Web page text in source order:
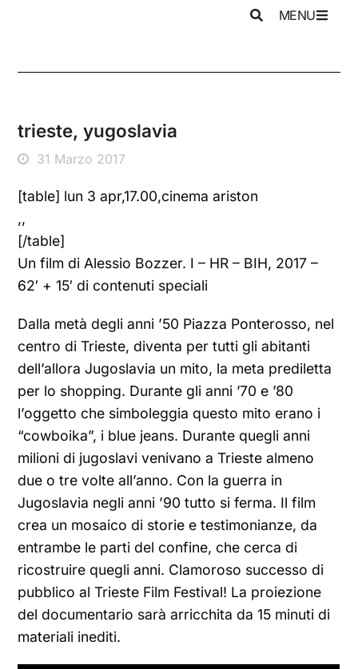
MENU
trieste, yugoslavia
31 Marzo 2017
[table] lun 3 apr,17.00,cinema ariston
,,
[/table]
Un film di Alessio Bozzer. I – HR – BIH, 2017 –
62′ + 15′ di contenuti speciali
Dalla metà degli anni ’50 Piazza Ponterosso, nel
centro di Trieste, diventa per tutti gli abitanti
dell’allora Jugoslavia un mito, la meta prediletta
per lo shopping. Durante gli anni ’70 e ’80
l’oggetto che simboleggia questo mito erano i
“cowboika”, i blue jeans. Durante quegli anni
milioni di jugoslavi venivano a Trieste almeno
due o tre volte all’anno. Con la guerra in
Jugoslavia negli anni ’90 tutto si ferma. Il film
crea un mosaico di storie e testimonianze, da
entrambe le parti del confine, che cerca di
ricostruire quegli anni. Clamoroso successo di
pubblico al Trieste Film Festival! La proiezione
del documentario sarà arricchita da 15 minuti di
materiali inediti.